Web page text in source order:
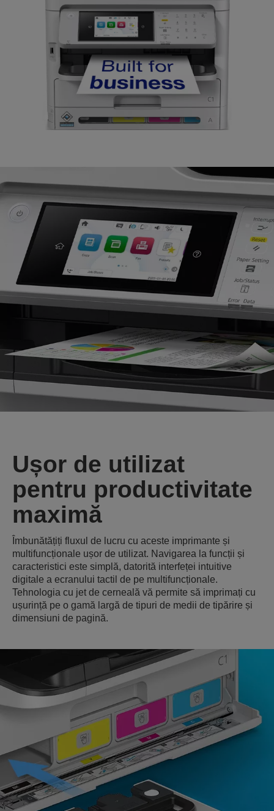
Ușor de utilizat
pentru productivitate
maximă
Îmbunătățiți fluxul de lucru cu aceste imprimante și
multifuncționale ușor de utilizat. Navigarea la funcții și
caracteristici este simplă, datorită interfeței intuitive
digitale a ecranului tactil de pe multifuncționale.
Tehnologia cu jet de cerneală vă permite să imprimați cu
ușurință pe o gamă largă de tipuri de medii de tipărire și
dimensiuni de pagină.